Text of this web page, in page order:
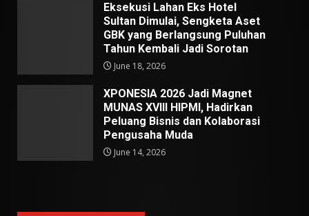
Eksekusi Lahan Eks Hotel
Sultan Dimulai, Sengketa Aset
GBK yang Berlangsung Puluhan
Tahun Kembali Jadi Sorotan
June 18, 2026
XPONESIA 2026 Jadi Magnet
MUNAS XVIII HIPMI, Hadirkan
Peluang Bisnis dan Kolaborasi
Pengusaha Muda
June 14, 2026